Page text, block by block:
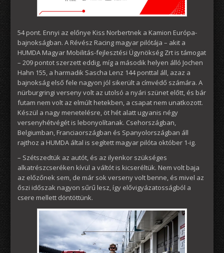
54 pont. Ennyi az előnye Kiss Norbertnek a Kamion Európa-
bajnokságban. A Révész Racing magyar pilótája – akit a
HUMDA Magyar Mobilitás-fejlesztési Ügynökség Zrt is támogat
– 209 pontot szerzett eddig, míg a második helyen álló Jochen
Hahn 155, a harmadik Sascha Lenz 144 ponttal áll, azaz a
bajnokság első fele nagyon jól sikerült a címvédő számára. A
nürburgringi verseny volt az utolsó a nyári szünet előtt, és bár
futam nem volt az elmúlt hetekben, a csapat nem unatkozott.
Készül a nagy menetelésre, öt hét alatt ugyanis négy
versenyhétvégét is lebonyolítanak. Csehországban,
Belgiumban, Franciaországban és Spanyolországban áll
rajthoz a HUMDA által is segített magyar pilóta október 1-ig.
– Szétszedtük az autót, és az ilyenkor szükséges
alkatrészcseréken kívül a váltót is kicseréltük. Nem volt baja
az előzőnek sem, de már sok verseny volt benne, és mivel az
őszi időszak nagyon sűrű lesz, így elővigyázatosságból a
csere mellett döntöttünk.